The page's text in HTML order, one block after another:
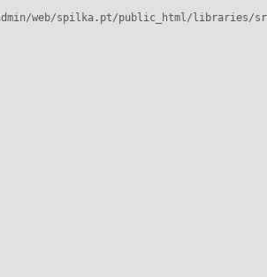
web/spilka.pt/public_html/libraries/